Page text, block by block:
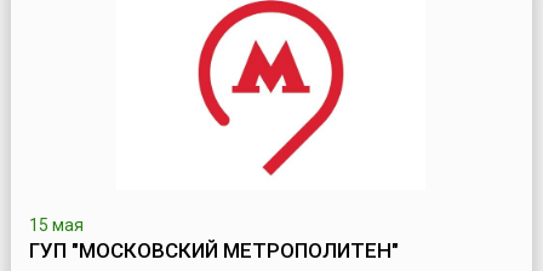
15 мая
ГУП "МОСКОВСКИЙ МЕТРОПОЛИТЕН"